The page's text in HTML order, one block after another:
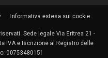
Informativa estesa sui cookie
Sede legale Via Eritrea 21 -
IVA e Iscrizione al Registro delle
00753480151